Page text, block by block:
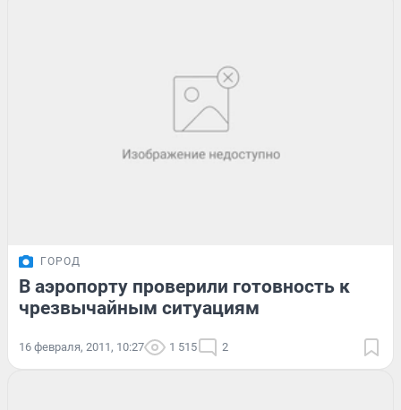
ГОРОД
В аэропорту проверили готовность к
чрезвычайным ситуациям
16 февраля, 2011, 10:27 1 515 2